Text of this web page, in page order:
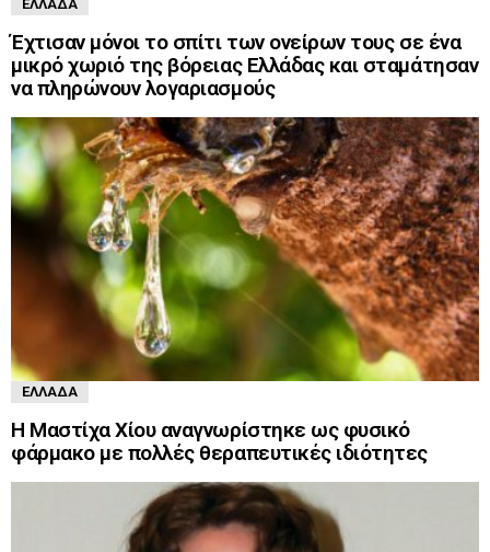
Έχτισαν μόνοι το σπίτι των ονείρων τους σε ένα
μικρό χωριό της βόρειας Ελλάδας και σταμάτησαν
να πληρώνουν λογαριασμούς
ΕΛΛΆΔΑ
Η Μαστίχα Χίου αναγνωρίστηκε ως φυσικό
φάρμακο με πολλές θεραπευτικές ιδιότητες